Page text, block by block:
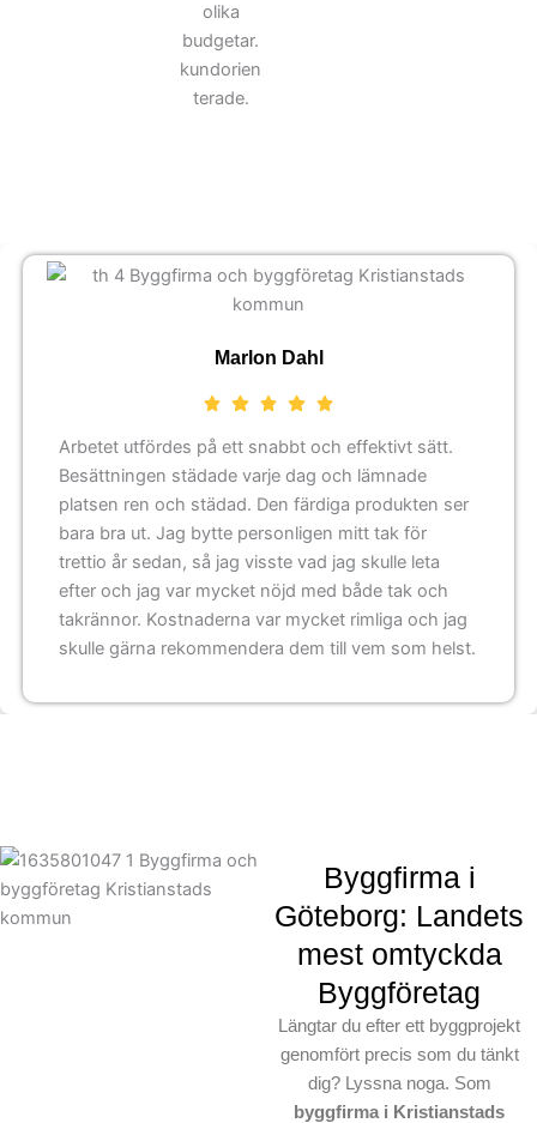
olika
budgetar.
kundorien
terade.
Marlon Dahl
Arbetet utfördes på ett snabbt och effektivt sätt.
Besättningen städade varje dag och lämnade
platsen ren och städad. Den färdiga produkten ser
bara bra ut. Jag bytte personligen mitt tak för
trettio år sedan, så jag visste vad jag skulle leta
efter och jag var mycket nöjd med både tak och
takrännor. Kostnaderna var mycket rimliga och jag
skulle gärna rekommendera dem till vem som helst.
Byggfirma i
Göteborg: Landets
mest omtyckda
Byggföretag
Längtar du efter ett byggprojekt
genomfört precis som du tänkt
dig? Lyssna noga. Som
byggfirma i Kristianstads